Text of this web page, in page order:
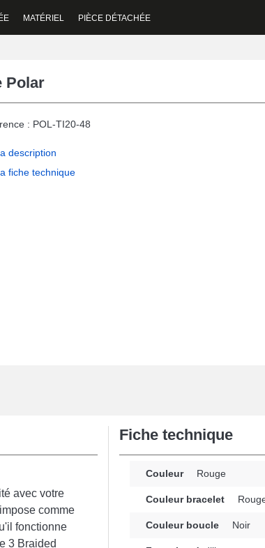
MATÉRIEL PIÈCE DÉTACHÉE
Polar
: POL-TI20-48
description
fiche technique
avec votre
comme
fonctionne
3 Braided
Fiche technique
Couleur Rouge
Couleur bracelet
Couleur boucle Noir